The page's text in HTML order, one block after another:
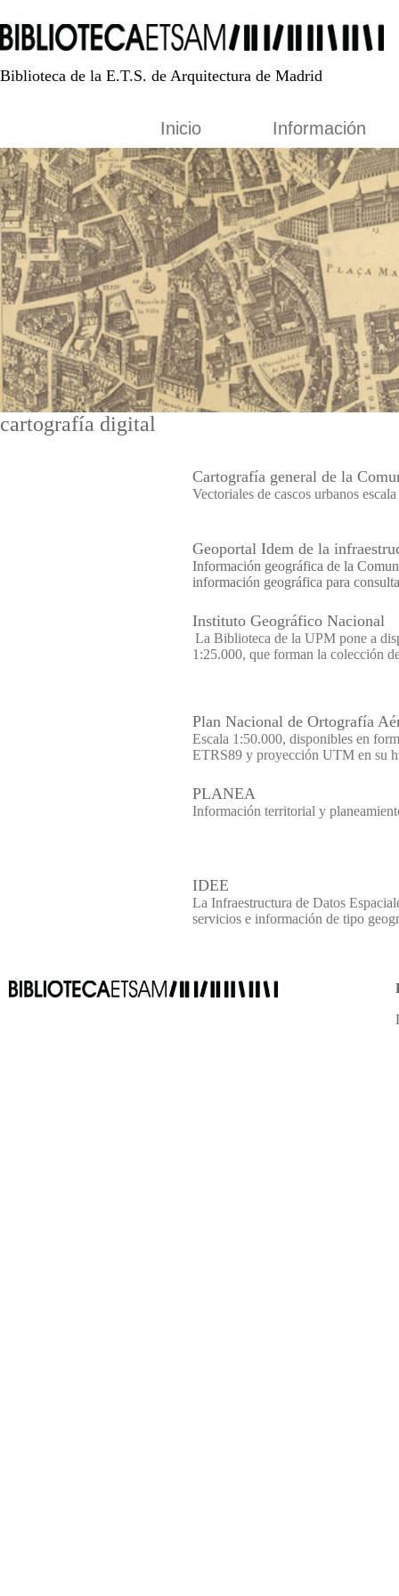
Biblioteca de la E.T.S. de Arquitectura de Madrid
Inicio Información
cartografía digital
Cartografía general de la
Vectoriales de cascos urbanos
Geoportal Idem de la
Información geográfica de la
información geográfica para
Instituto Geográfico Nacional
La Biblioteca de la UPM pone a
1:25.000, que forman la colección
Plan Nacional de Ortografía
Escala 1:50.000, disponibles en
ETRS89 y proyección UTM en su
PLANEA
Información territorial y
IDEE
La Infraestructura de Datos
servicios e información de tipo